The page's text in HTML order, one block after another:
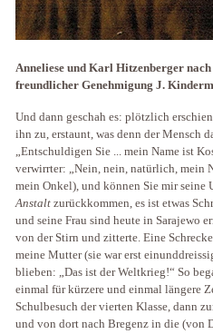
Anneliese und Karl Hitzenberger
freundlicher Genehmigung J.
Und dann geschah es: plötzlich
ihn zu, erstaunt, was denn der Mensch
„Entschuldigen Sie ... mein Name ist
verwirrter: „Nein, nein, natürlich, mein
mein Onkel), und können Sie mir seine
Anstalt zurückkommen, es ist etwas
und seine Frau sind heute in Sarajewo
von der Stirn und zitterte. Eine
meine Mutter (sie war erst
blieben: „Das ist der Weltkrieg!“ So
einmal für kürzere und einmal längere
Schulbesuch der vierten Klasse, dann
und von dort nach Bregenz in die (von